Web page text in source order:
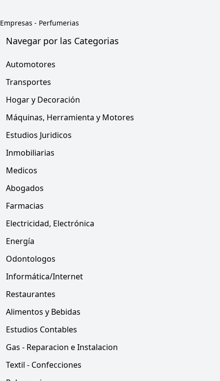
Empresas - Perfumerias
Navegar por las Categorias
Automotores
Transportes
Hogar y Decoración
Máquinas, Herramienta y Motores
Estudios Juridicos
Inmobiliarias
Medicos
Abogados
Farmacias
Electricidad, Electrónica
Energía
Odontologos
Informática/Internet
Restaurantes
Alimentos y Bebidas
Estudios Contables
Gas - Reparacion e Instalacion
Textil - Confecciones